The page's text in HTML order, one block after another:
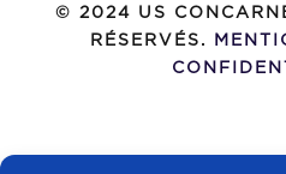
© 2024 US
RÉSERVÉS.